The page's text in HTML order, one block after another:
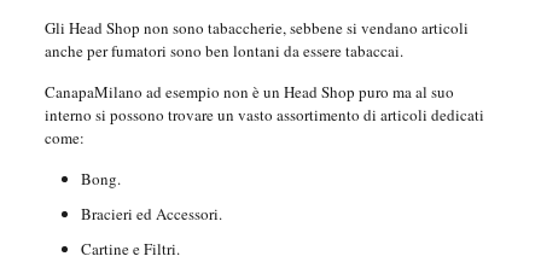
Gli Head Shop non sono tabaccherie, sebbene si vendano articoli
anche per fumatori sono ben lontani da essere tabaccai.
CanapaMilano ad esempio non è un Head Shop puro ma al suo
interno si possono trovare un vasto assortimento di articoli dedicati
come:
Bong.
Bracieri ed Accessori.
Cartine e Filtri.